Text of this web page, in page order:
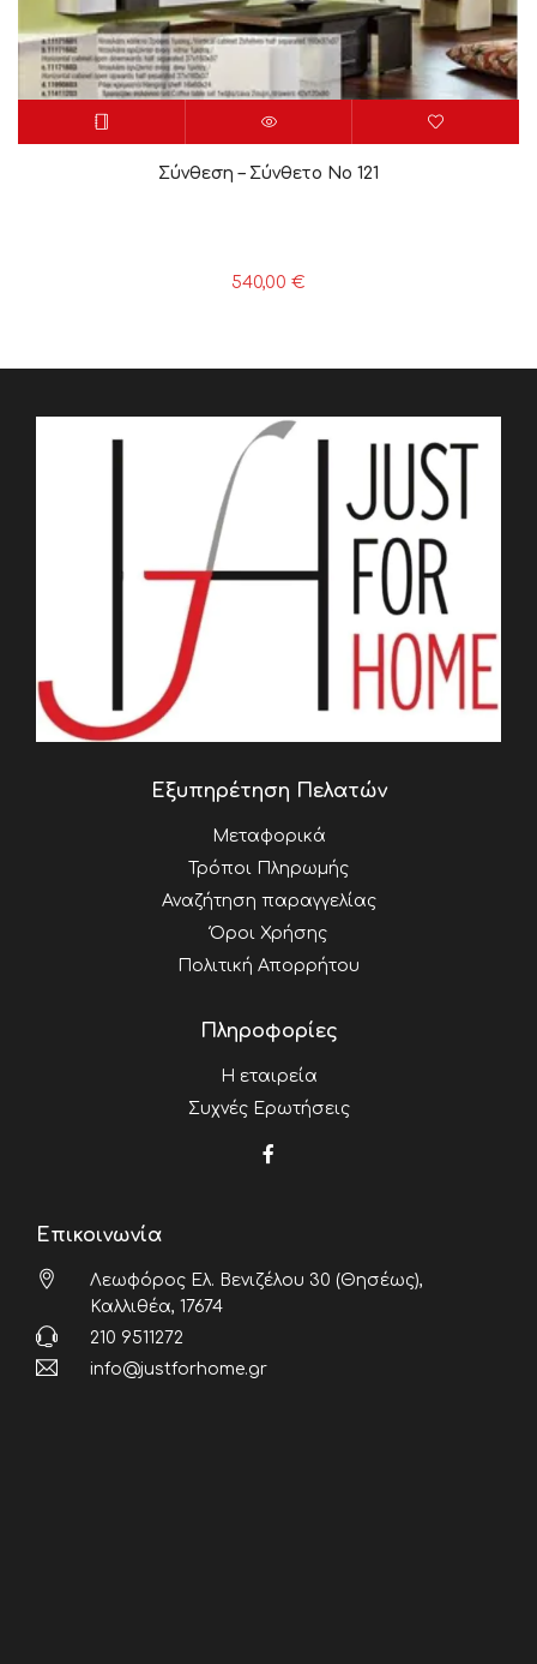
Σύνθεση – Σύνθετο Νο 121
540,00 €
Εξυπηρέτηση Πελατών
Μεταφορικά
Τρόποι Πληρωμής
Αναζήτηση παραγγελίας
Όροι Χρήσης
Πολιτική Απορρήτου
Πληροφορίες
Η εταιρεία
Συχνές Ερωτήσεις
Επικοινωνία
Λεωφόρος Ελ. Βενιζέλου 30 (Θησέως),
Καλλιθέα, 17674
210 9511272
info@justforhome.gr